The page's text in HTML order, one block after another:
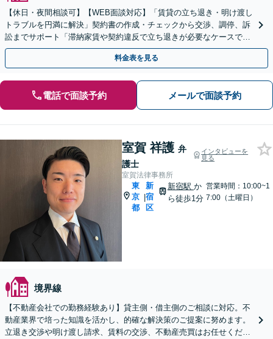
【休日・夜間相談可】【WEB面談対応】「賃貸の立ち退き・明け渡し
トラブルを円満に解決」契約書の作成・チェックから交渉、調停、訴
訟までサポート「滞納家賃や契約違反で立ち退きが必要なケースで
も、法的手続きを踏まえた適切な対応をご提案します」
料金表を見る
電話で面談予約 メールで面談予約
室賀 祥護 弁
護士
インタビューを
見る
室賀法律事務所
東
京
都
|
新
宿
区
新宿駅 か
ら徒歩1分
営業時間：10:00~1
7:00（土曜日）
境界線
【不動産会社での勤務経験あり】貸主側・借主側のご相談に対応。不
動産業界で培った知識を活かし、的確な解決策のご提案に努めます。
立退き交渉や明け渡し請求、賃料の交渉、不動産売買はお任せくださ